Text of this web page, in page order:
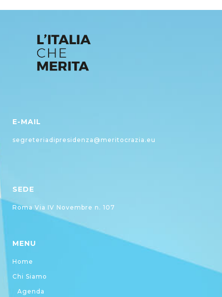
E-MAIL
segreteriadipresidenza@meritocrazia.eu
SEDE
Roma Via IV Novembre n. 107
MENU
Home
Chi Siamo
Agenda